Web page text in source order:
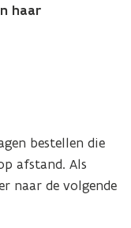
haar
bestellen die
afstand. Als
naar de volgende